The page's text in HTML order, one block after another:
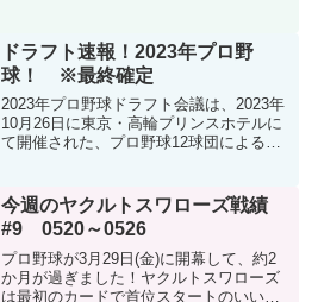
2024年春季キャンプオススメ記事：【野
球】オープン...
ドラフト速報！2023年プロ野
球！ ※最終確定
2023年プロ野球ドラフト会議は、2023年
10月26日に東京・高輪プリンスホテルに
て開催された、プロ野球12球団による新
グの選手が対象となり、各球団が希望す
る選手を指...
今週のヤクルトスワローズ戦績
#9 0520～0526
プロ野球が3月29日(金)に開幕して、約2
か月が過ぎました！ヤクルトスワローズ
は最初のカードで首位スタートのいい流